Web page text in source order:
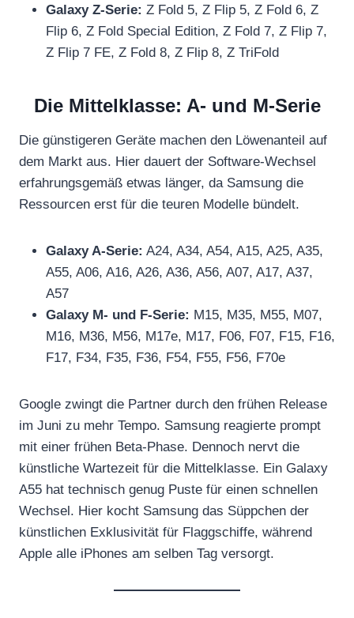
Galaxy Z-Serie: Z Fold 5, Z Flip 5, Z Fold 6, Z
Flip 6, Z Fold Special Edition, Z Fold 7, Z Flip 7,
Z Flip 7 FE, Z Fold 8, Z Flip 8, Z TriFold
Die Mittelklasse: A- und M-Serie
Die günstigeren Geräte machen den Löwenanteil auf
dem Markt aus. Hier dauert der Software-Wechsel
erfahrungsgemäß etwas länger, da Samsung die
Ressourcen erst für die teuren Modelle bündelt.
Galaxy A-Serie: A24, A34, A54, A15, A25, A35,
A55, A06, A16, A26, A36, A56, A07, A17, A37,
A57
Galaxy M- und F-Serie: M15, M35, M55, M07,
M16, M36, M56, M17e, M17, F06, F07, F15, F16,
F17, F34, F35, F36, F54, F55, F56, F70e
Google zwingt die Partner durch den frühen Release
im Juni zu mehr Tempo. Samsung reagierte prompt
mit einer frühen Beta-Phase. Dennoch nervt die
künstliche Wartezeit für die Mittelklasse. Ein Galaxy
A55 hat technisch genug Puste für einen schnellen
Wechsel. Hier kocht Samsung das Süppchen der
künstlichen Exklusivität für Flaggschiffe, während
Apple alle iPhones am selben Tag versorgt.